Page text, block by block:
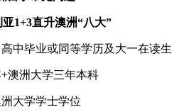
1+3直升澳洲“八大”
高中毕业或同等学历及大一在读生
+澳洲大学三年本科
大学学士学位